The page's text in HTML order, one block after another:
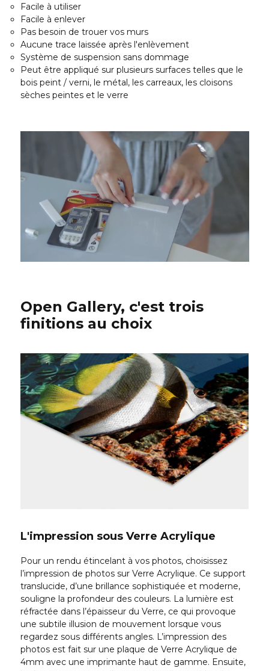
Facile à utiliser
Facile à enlever
Pas besoin de trouer vos murs
Aucune trace laissée après l'enlèvement
Système de suspension sans dommage
Peut être appliqué sur plusieurs surfaces telles que le
bois peint / verni, le métal, les carreaux, les cloisons
sèches peintes et le verre
Open Gallery, c'est trois
finitions au choix
L'impression sous Verre Acrylique
Pour un rendu étincelant à vos photos, choisissez
l’impression de photos sur Verre Acrylique. Ce support
translucide, d’une brillance sophistiquée et moderne,
souligne la profondeur des couleurs. La lumière est
réfractée dans l’épaisseur du Verre, ce qui provoque
une subtile illusion de mouvement lorsque vous
regardez sous différents angles. L’impression des
photos est fait sur une plaque de Verre Acrylique de
4mm avec une imprimante haut de gamme. Ensuite,